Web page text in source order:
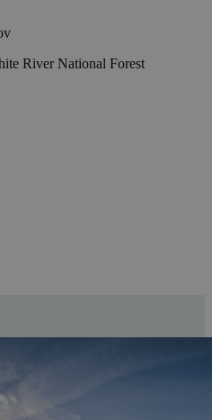
River National Forest